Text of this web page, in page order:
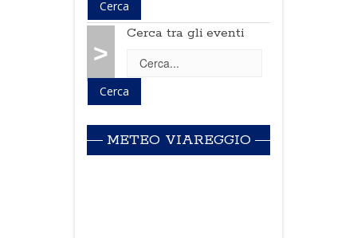
>
Cerca tra gli eventi
METEO VIAREGGIO